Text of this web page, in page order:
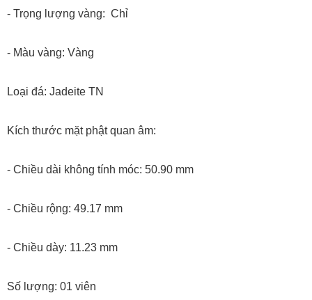
- Trọng lượng vàng: Chỉ
- Màu vàng: Vàng
Loại đá: Jadeite TN
Kích thước mặt phật quan âm:
- Chiều dài không tính móc: 50.90 mm
- Chiều rộng: 49.17 mm
- Chiều dày: 11.23 mm
Số lượng: 01 viên